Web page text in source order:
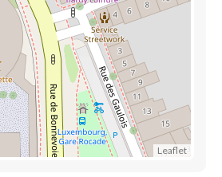
Leaflet